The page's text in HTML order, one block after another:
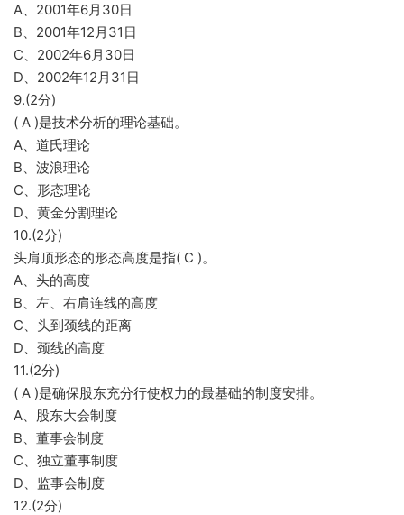
A、2001年6月30日
B、2001年12月31日
C、2002年6月30日
D、2002年12月31日
9.(2分)
( A )是技术分析的理论基础。
A、道氏理论
B、波浪理论
C、形态理论
D、黄金分割理论
10.(2分)
头肩顶形态的形态高度是指( C )。
A、头的高度
B、左、右肩连线的高度
C、头到颈线的距离
D、颈线的高度
11.(2分)
( A )是确保股东充分行使权力的最基础的制度安排。
A、股东大会制度
B、董事会制度
C、独立董事制度
D、监事会制度
12.(2分)